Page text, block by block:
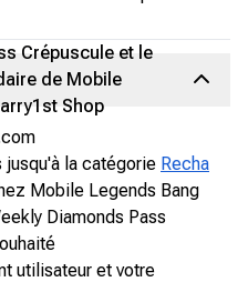
Crépuscule et le
de Mobile
Shop
jusqu'à la catégorie Recha
Mobile Legends Bang
Diamonds Pass
utilisateur et votre